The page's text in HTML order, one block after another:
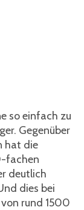
so einfach zu
Gegenüber
hat die
fachen
deutlich
dies bei
rund 1500